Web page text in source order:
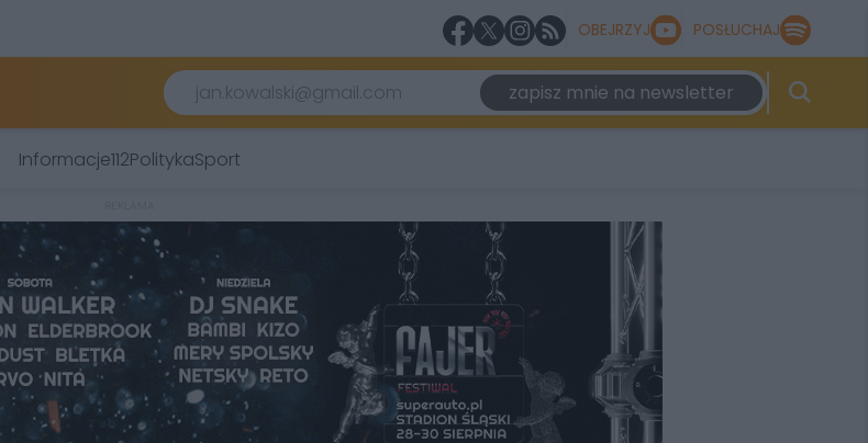
OBEJRZYJ POSŁUCHAJ
zapisz mnie na newsletter
Informacje112PolitykaSport